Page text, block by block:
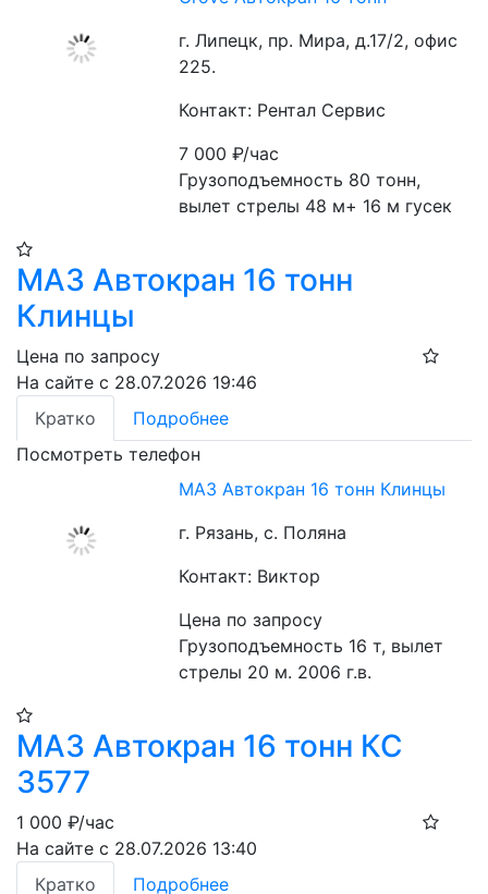
г. Липецк, пр. Мира, д.17/2, офис
225.
Контакт: Рентал Сервис
7 000₽/час
Грузоподъемность 80 тонн,
вылет стрелы 48 м+ 16 м гусек
МАЗ Автокран 16 тонн
Клинцы
Цена по запросу
На сайте с 28.07.2026 19:46
Кратко
Подробнее
Посмотреть телефон
МАЗ Автокран 16 тонн Клинцы
г. Рязань, с. Поляна
Контакт: Виктор
Цена по запросу
Грузоподъемность 16 т, вылет
стрелы 20 м. 2006 г.в.
МАЗ Автокран 16 тонн КС
3577
1 000 ₽/час
На сайте с 28.07.2026 13:40
Кратко
Подробнее